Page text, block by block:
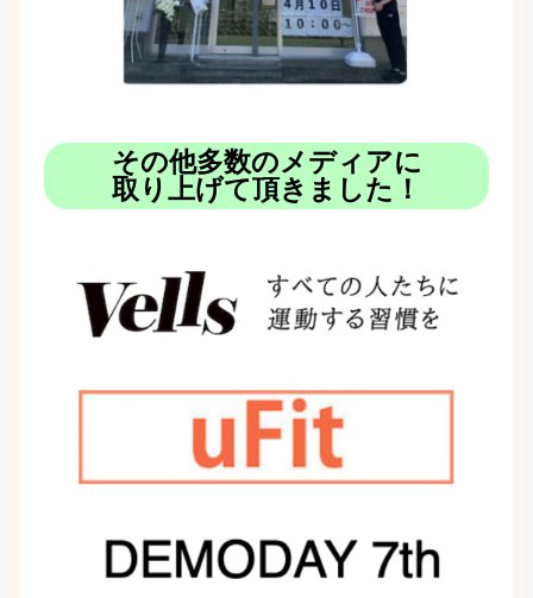
その他多数のメディアに
取り上げて頂きました！